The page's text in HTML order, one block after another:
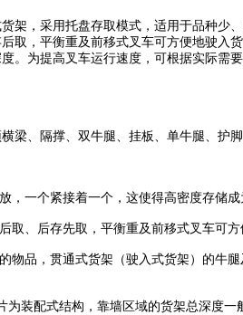
，采用托盘存取模式，适用于品种少
取，平衡重及前移式叉车可方便地驶入
。为提高叉车运行速度，可根据实际
梁、隔撑、双牛腿、挂板、单牛腿、
，一个紧接着一个，这使得高密度存
、后存先取，平衡重及前移式叉车可
品，贯通式货架（驶入式货架）的牛
配式结构，靠墙区域的货架总深度一